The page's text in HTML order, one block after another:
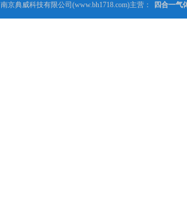
南京典威科技有限公司(www.bh1718.com)主营：
四合一气